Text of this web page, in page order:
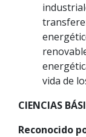
vida de
CIENCIAS
Reconocido